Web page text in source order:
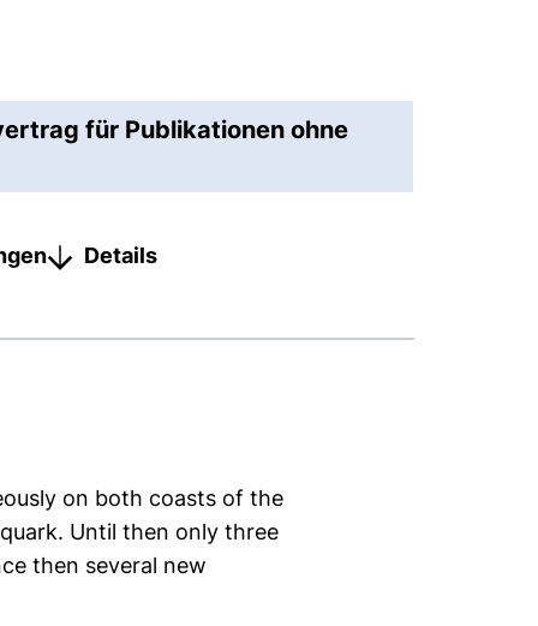
für Publikationen ohne
Details
on both coasts of the
Until then only three
then several new